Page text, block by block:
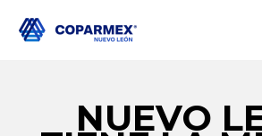
NUEVO